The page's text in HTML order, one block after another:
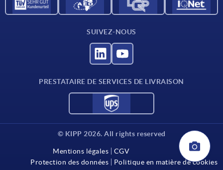
SUIVEZ-NOUS
PRESTATAIRE DE SERVICES DE LIVRAISON
© KIPP 2026. All rights reserved
Mentions légales
CGV
Protection des données
Politique en matière de cookies